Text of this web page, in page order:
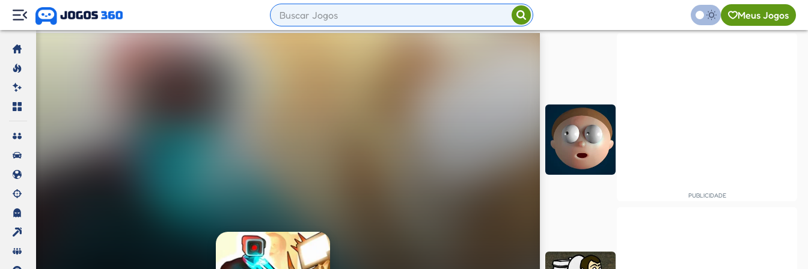
Meus Jogos